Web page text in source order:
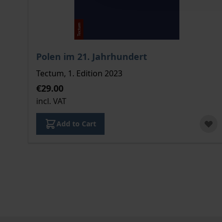
Polen im 21. Jahrhundert
The price depends on the options chosen on the
Tectum, 1. Edition 2023
€29.00
incl. VAT
Add to Cart